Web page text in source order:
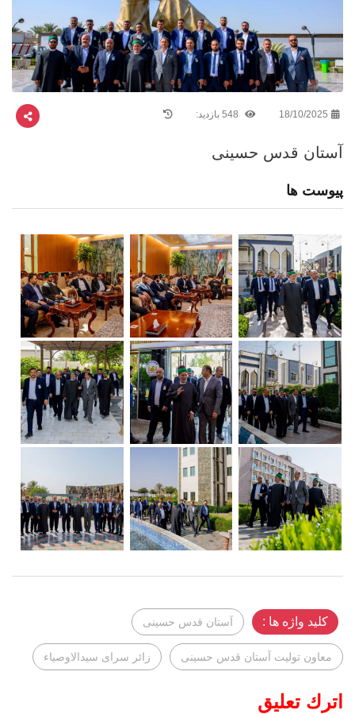
18/10/2025
آستان قدس حسینی
پیوست ها
کلید واژه ها : آستان قدس حسینی
معاون تولیت آستان قدس حسینی زائر سرای سیدالاوصیاء
اترك تعليق